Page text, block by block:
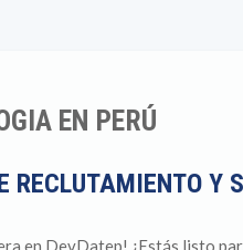
EN PERÚ
Y
en DevDatep! ¿Estás listo